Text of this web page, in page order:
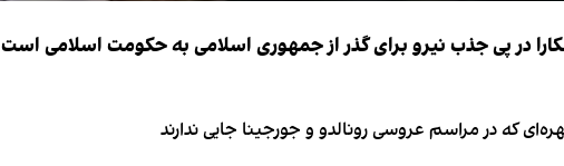
در پی جذب نیرو برای گذر از جمهوری اسلامی به حکومت اسلامی است